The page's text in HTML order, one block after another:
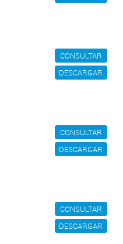
CONSULTAR
DESCARGAR
CONSULTAR
DESCARGAR
CONSULTAR
DESCARGAR